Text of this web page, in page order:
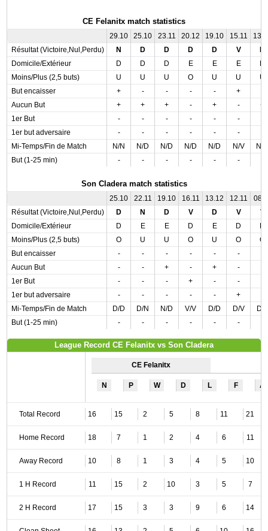
CE Felanitx match statistics
29.10 25.10 23.11 20.12 19.10 15.11
Résultat (Victoire,Nul,Perdu)
N D D D D V
Domicile/Extérieur
D D D E E E
Moins/Plus (2,5 buts)
U U U O U U
U
But encaisser
+ - - - - +
Aucun But
+ + + - + -
+
1er But
- - - - - -
1er but adversaire
- - - - - -
Mi-Temps/Fin de Match
N/N N/D N/D N/D N/D N/V
N/
But (1-25 min)
- - - - - -
Son Cladera match statistics
25.10 22.11 19.10 16.11 13.12 12.11
Résultat (Victoire,Nul,Perdu)
D N D V D V
V
Domicile/Extérieur
D E E D E D
Moins/Plus (2,5 buts)
O U U O U O
O
But encaisser
- - - - - -
Aucun But
- - + - + -
1er But
- - - + - -
1er but adversaire
- - - - - +
Mi-Temps/Fin de Match
D/D D/N N/D V/V D/D D/V
D/V
But (1-25 min)
- - - - - -
League Record CE Felanitx vs Son Cladera
CE Felanitx
N P W D L F A
Total Record 16 15 2 5 8 11 21
Home Record 18 7 1 2 4 6 11
Away Record 10 8 1 3 4 5 10
1 H Record 11 15 2 10 3 5 7
2 H Record 17 15 3 3 9 6 14